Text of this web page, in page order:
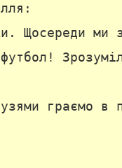
Щосереди ми
граємо в